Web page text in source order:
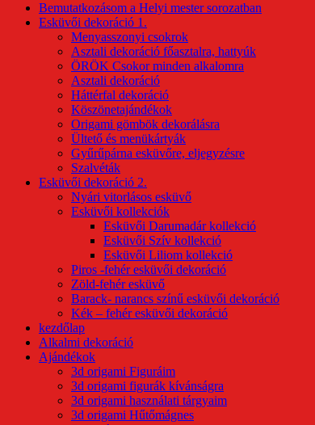
Bemutatkozásom a Helyi mester sorozatban
Esküvői dekoráció 1.
Menyasszonyi csokrok
Asztali dekoráció főasztalra, hattyúk
ÖRÖK Csokor minden alkalomra
Asztali dekoráció
Háttérfal dekoráció
Köszönetajándékok
Origami gömbök dekorálásra
Ültető és menükártyák
Gyűrűpárna esküvőre, eljegyzésre
Szalvéták
Esküvői dekoráció 2.
Nyári vitorlásos esküvő
Esküvői kollekciók
Esküvői Darumadár kollekció
Esküvői Szív kollekció
Esküvői Liliom kollekció
Piros -fehér esküvői dekoráció
Zöld-fehér esküvő
Barack- narancs színű esküvői dekoráció
Kék – fehér esküvői dekoráció
kezdőlap
Alkalmi dekoráció
Ajándékok
3d origami Figuráim
3d origami figurák kívánságra
3d origami használati tárgyaim
3d origami Hűtőmágnes